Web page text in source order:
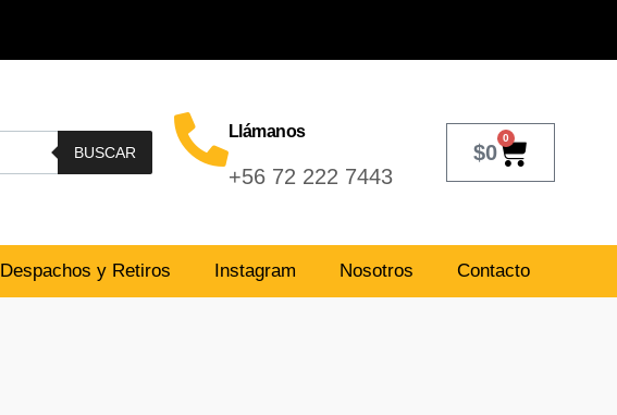
BUSCAR
Llámanos
+56 72 222 7443
$0
0
Despachos y Retiros Instagram Nosotros Contacto